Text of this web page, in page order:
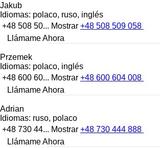
Jakub
Idiomas: polaco, ruso, inglés
+48 508 50... Mostrar +48 508 509 058
Llámame Ahora
Przemek
Idiomas: polaco, inglés
+48 600 60... Mostrar +48 600 604 008
Llámame Ahora
Adrian
Idiomas: ruso, polaco
+48 730 44... Mostrar +48 730 444 888
Llámame Ahora